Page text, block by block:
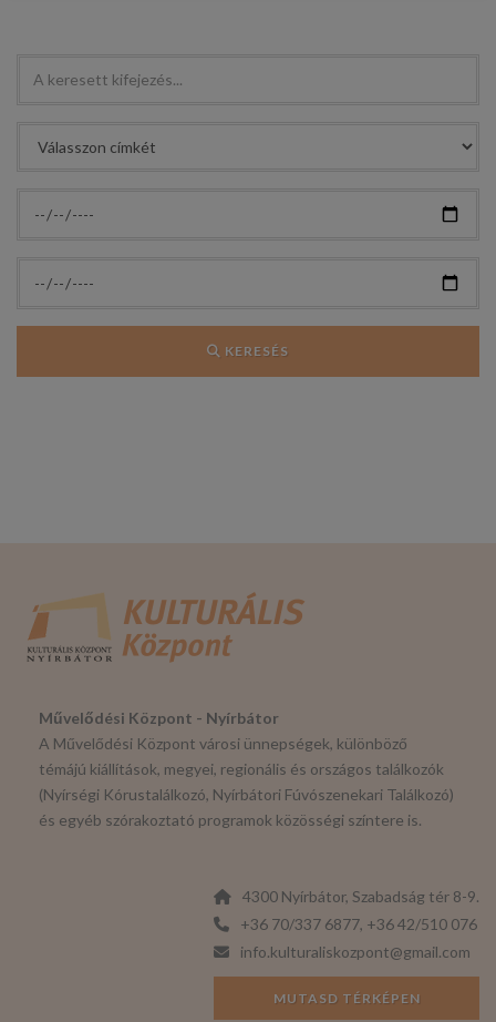
KERESÉS
Művelődési Központ - Nyírbátor
A Művelődési Központ városi ünnepségek, különböző
témájú kiállítások, megyei, regionális és országos találkozók
(Nyírségi Kórustalálkozó, Nyírbátori Fúvószenekari Találkozó)
és egyéb szórakoztató programok közösségi színtere is.
4300 Nyírbátor, Szabadság tér 8-9.
+36 70/337 6877, +36 42/510 076
info.kulturaliskozpont@gmail.com
MUTASD TÉRKÉPEN